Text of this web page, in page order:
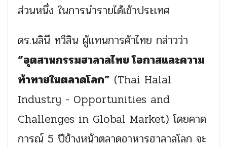
ส่วนหนึ่ง ในการนำรายได้เข้าประเทศ
ดร.นลินี ทวีสิน ผู้แทนการค้าไทย กล่าวว่า
“อุตสาหกรรมฮาลาลไทย โอกาสและความ
ท้าทายในตลาดโลก” (Thai Halal
Industry - Opportunities and
Challenges in Global Market) โดยคาด
การณ์ 5 ปีข้างหน้าตลาดอาหารฮาลาลโลก จะ